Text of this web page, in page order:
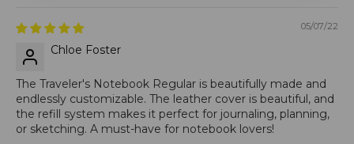
05/07/22
Chloe Foster
The Traveler's Notebook Regular is beautifully made and
endlessly customizable. The leather cover is beautiful, and
the refill system makes it perfect for journaling, planning,
or sketching. A must-have for notebook lovers!